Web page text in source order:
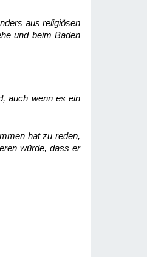
aus religiösen
und beim Baden
auch wenn es ein
hat zu reden,
würde, dass er